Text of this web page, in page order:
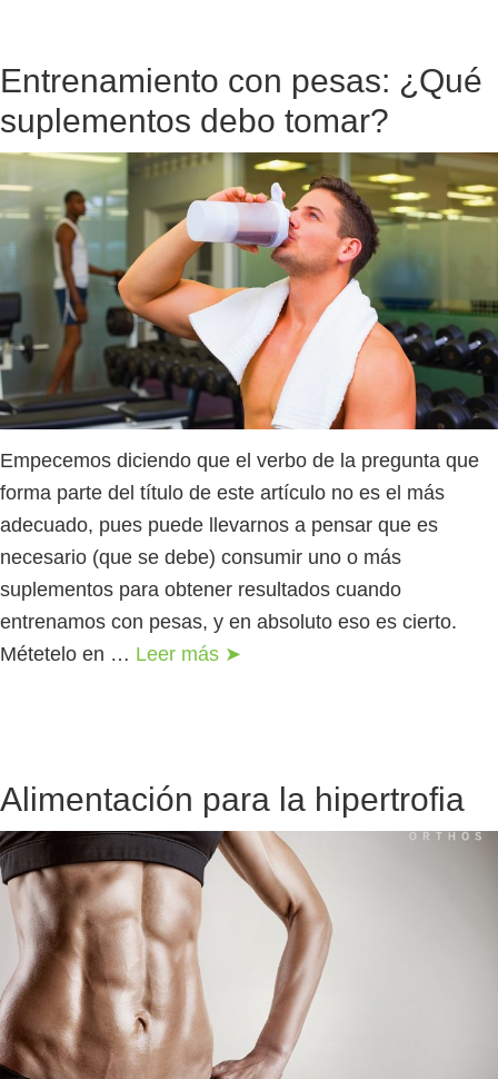
Entrenamiento con pesas: ¿Qué
suplementos debo tomar?
Empecemos diciendo que el verbo de la pregunta que
forma parte del título de este artículo no es el más
adecuado, pues puede llevarnos a pensar que es
necesario (que se debe) consumir uno o más
suplementos para obtener resultados cuando
entrenamos con pesas, y en absoluto eso es cierto.
Métetelo en … Leer más ➤
Alimentación para la hipertrofia